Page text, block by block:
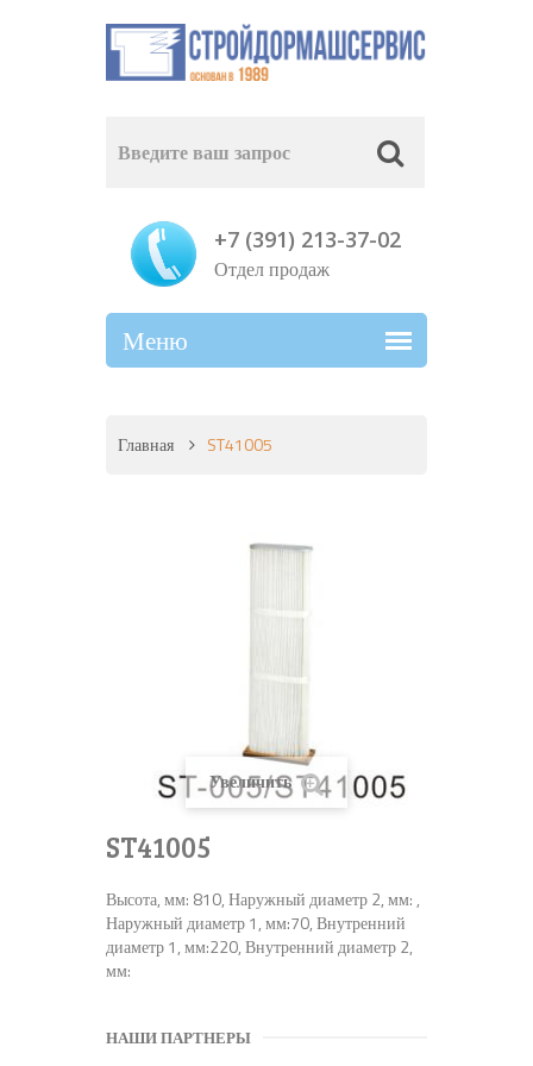
+7 (391) 213-37-02
Отдел продаж
Главная ST41005
Увеличить
ST41005
Высота, мм: 810, Наружный диаметр 2, мм: ,
Наружный диаметр 1, мм:70, Внутренний
диаметр 1, мм:220, Внутренний диаметр 2,
мм:
НАШИ ПАРТНЕРЫ